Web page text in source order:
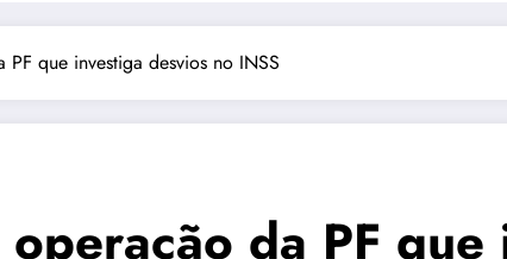
que investiga desvios no INSS
da PF que